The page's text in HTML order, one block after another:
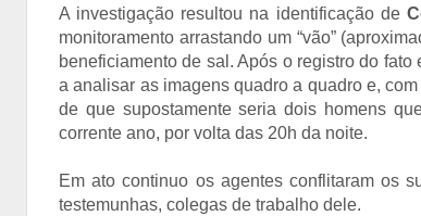
A investigação resultou na identificação de
monitoramento arrastando um “vão”
beneficiamento de sal. Após o registro do
a analisar as imagens quadro a quadro e,
de que supostamente seria dois homens
corrente ano, por volta das 20h da noite.
Em ato continuo os agentes conflitaram os
testemunhas, colegas de trabalho dele.